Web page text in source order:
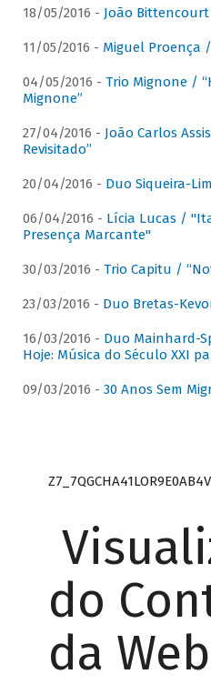
18/05/2016 - João
11/05/2016 - Miguel Proença
04/05/2016 - Trio Mignone /
Mignone”
27/04/2016 - João Carlos
Revisitado”
20/04/2016 - Duo Siqueira-
06/04/2016 - Lícia Lucas /
Presença Marcante"
30/03/2016 - Trio Capitu /
23/03/2016 - Duo Bretas-
16/03/2016 - Duo Mainhard-
Hoje: Música do Século XXI
09/03/2016 - 30 Anos Sem
do
da Web